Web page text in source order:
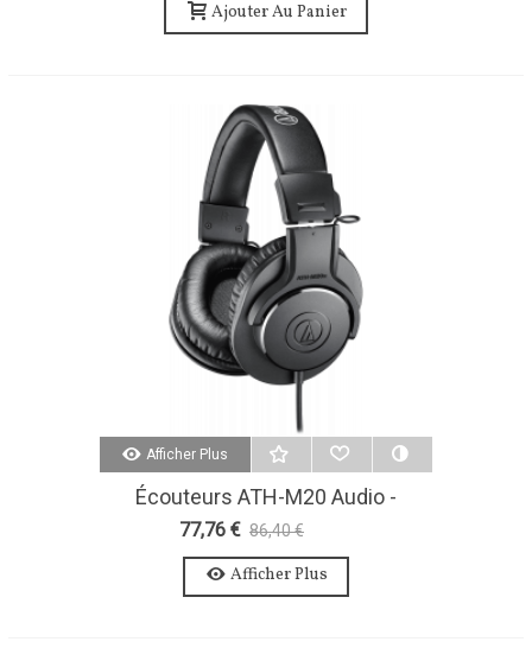
Ajouter Au Panier
Afficher Plus
Écouteurs ATH-M20 Audio -
Technica
77,76 € 86,40 €
Afficher Plus